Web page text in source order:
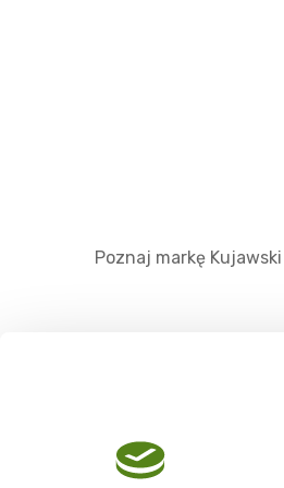
Poznaj markę Kujawski
Regulamin